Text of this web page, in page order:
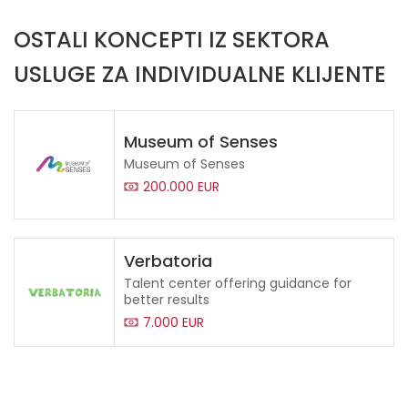
OSTALI KONCEPTI IZ SEKTORA
USLUGE ZA INDIVIDUALNE KLIJENTE
Museum of Senses
Museum of Senses
200.000 EUR
Verbatoria
Talent center offering guidance for
better results
7.000 EUR